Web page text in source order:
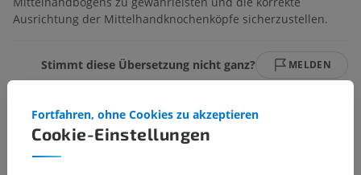
Ausrichtung der Mittelhandknochenköpfe sicherzustellen.
Stimmt diese Übersetzung nicht ganz? MELDEN
Galerie
Cookie-Einstellungen
Fortfahren, ohne Cookies zu akzeptieren